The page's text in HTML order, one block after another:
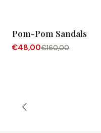
-70% OFF
Pom-Pom Sandals
€48,00€160,00